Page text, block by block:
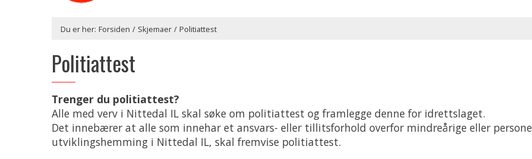
Du er her: Forsiden / Skjemaer / Politiattest
Politiattest
Trenger du politiattest?
Alle med verv i Nittedal IL skal søke om politiattest og framlegge denne for idrettslaget.
Det innebærer at alle som innehar et ansvars- eller tillitsforhold overfor mindreårige eller
utviklingshemming i Nittedal IL, skal fremvise politiattest.